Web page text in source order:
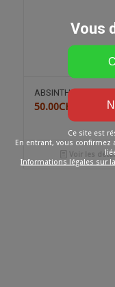
ABSINTHE DES
50.00CHF
Voir les
Vous
Ce site est
En entrant, vous confirmez
Informations légales sur